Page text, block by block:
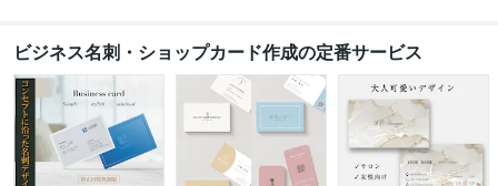
ビジネス名刺・ショップカード作成の定番サービス